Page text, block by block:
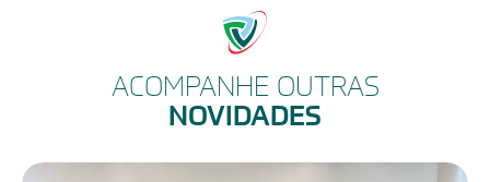
ACOMPANHE OUTRAS
NOVIDADES